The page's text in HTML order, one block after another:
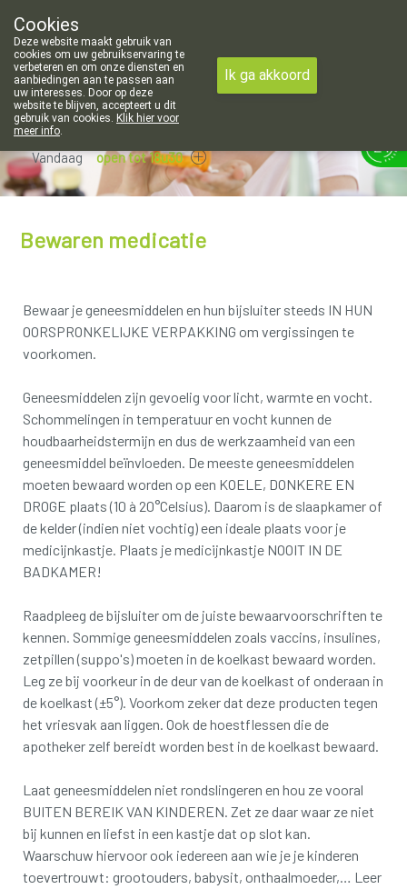
voor de apotheek in Attenhoven: dinsdag gesloten
011/88 14 74
Vandaag open tot 18u30
Bewaren medicatie
Bewaar je geneesmiddelen en hun bijsluiter steeds IN HUN
OORSPRONKELIJKE VERPAKKING om vergissingen te
voorkomen.
Geneesmiddelen zijn gevoelig voor licht, warmte en vocht.
Schommelingen in temperatuur en vocht kunnen de
houdbaarheidstermijn en dus de werkzaamheid van een
geneesmiddel beïnvloeden. De meeste geneesmiddelen
moeten bewaard worden op een KOELE, DONKERE EN
DROGE plaats (10 à 20°Celsius). Daarom is de slaapkamer of
de kelder (indien niet vochtig) een ideale plaats voor je
medicijnkastje. Plaats je medicijnkastje NOOIT IN DE
BADKAMER!
Raadpleeg de bijsluiter om de juiste bewaarvoorschriften te
kennen. Sommige geneesmiddelen zoals vaccins, insulines,
zetpillen (suppo's) moeten in de koelkast bewaard worden.
Leg ze bij voorkeur in de deur van de koelkast of onderaan in
de koelkast (±5°). Voorkom zeker dat deze producten tegen
het vriesvak aan liggen. Ook de hoestflessen die de
apotheker zelf bereidt worden best in de koelkast bewaard.
Laat geneesmiddelen niet rondslingeren en hou ze vooral
BUITEN BEREIK VAN KINDEREN. Zet ze daar waar ze niet
bij kunnen en liefst in een kastje dat op slot kan.
Waarschuw hiervoor ook iedereen aan wie je je kinderen
toevertrouwt: grootouders, babysit, onthaalmoeder,… Leer
Cookies
Deze website maakt gebruik van
cookies om uw gebruikservaring te
verbeteren en om onze diensten en
aanbiedingen aan te passen aan
uw interesses. Door op deze
website te blijven, accepteert u dit
gebruik van cookies. Klik hier voor
meer info.
Ik ga akkoord